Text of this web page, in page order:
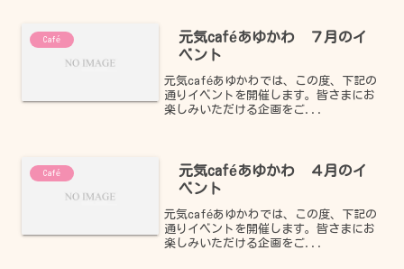
Café
元気caféあゆかわ ７月のイ
ベント
元気caféあゆかわでは、この度、下記の
通りイベントを開催します。皆さまにお
楽しみいただける企画をご...
Café
元気caféあゆかわ ４月のイ
ベント
元気caféあゆかわでは、この度、下記の
通りイベントを開催します。皆さまにお
楽しみいただける企画をご...